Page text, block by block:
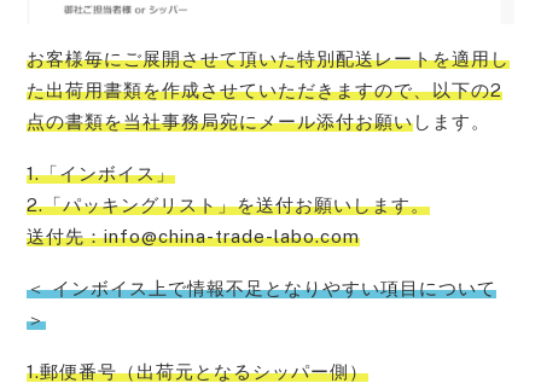
お客様毎にご展開させて頂いた特別配送レートを適用し
た出荷用書類を作成させていただきますので、以下の2
点の書類を当社事務局宛にメール添付お願いします。
1.「インボイス」
2.「パッキングリスト」を送付お願いします。
送付先：info@china-trade-labo.com
＜ インボイス上で情報不足となりやすい項目について
＞
1.郵便番号（出荷元となるシッパー側）